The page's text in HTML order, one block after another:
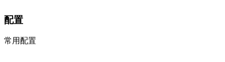
配置
常用配置